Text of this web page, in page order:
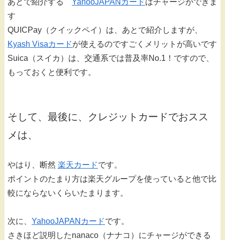
す
QUICPay（クイックペイ）は、あとで紹介しますが、
Kyash Visaカードが使えるのですごくメリットが高いです
Suica（スイカ）は、交通系では普及率No.1！ですので、
もっておくと便利です。
そして、最後に、クレジットカードでおスス
メは、
やはり、断然 楽天カードです。
ポイントのたまり方は楽天グループを使っていると他で比
較にならないくらいたまります。
次に、 YahooJAPANカードです。
さきほど説明したnanaco（ナナコ）にチャージができる